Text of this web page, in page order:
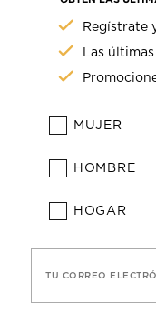
Regístrate
Las
MUJER
HOMBRE
HOGAR
TU CORREO